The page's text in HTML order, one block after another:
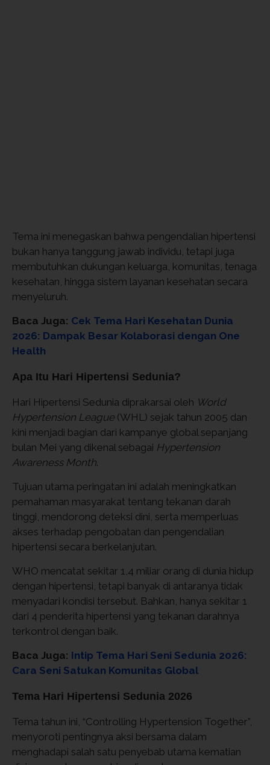
Tema ini menegaskan bahwa pengendalian hipertensi
bukan hanya tanggung jawab individu, tetapi juga
membutuhkan dukungan keluarga, komunitas, tenaga
kesehatan, hingga sistem layanan kesehatan secara
menyeluruh.
Baca Juga: Cek Tema Hari Kesehatan Dunia
2026: Dampak Besar Kolaborasi dengan One
Health
Apa Itu Hari Hipertensi Sedunia?
Hari Hipertensi Sedunia diprakarsai oleh World
Hypertension League(WHL) sejak tahun 2005 dan
kini menjadi bagian dari kampanye global sepanjang
bulan Mei yang dikenal sebagai Hypertension
Awareness Month.
Tujuan utama peringatan ini adalah meningkatkan
pemahaman masyarakat tentang tekanan darah
tinggi, mendorong deteksi dini, serta memperluas
akses terhadap pengobatan dan pengendalian
hipertensi secara berkelanjutan.
WHO mencatat sekitar 1,4 miliar orang di dunia hidup
dengan hipertensi, tetapi banyak di antaranya tidak
menyadari kondisi tersebut. Bahkan, hanya sekitar 1
dari 4 penderita hipertensi yang tekanan darahnya
terkontrol dengan baik.
Baca Juga: Intip Tema Hari Seni Sedunia 2026:
Cara Seni Satukan Komunitas Global
Tema Hari Hipertensi Sedunia 2026
Tema tahun ini, “Controlling Hypertension Together”,
menyoroti pentingnya aksi bersama dalam
menghadapi salah satu penyebab utama kematian